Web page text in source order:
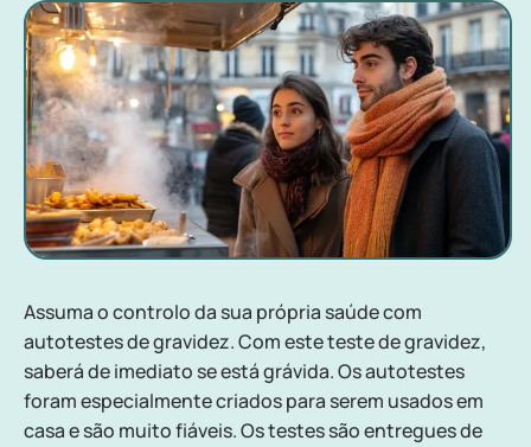
Assuma o controlo da sua própria saúde com
autotestes de gravidez. Com este teste de gravidez,
saberá de imediato se está grávida. Os autotestes
foram especialmente criados para serem usados em
casa e são muito fiáveis. Os testes são entregues de